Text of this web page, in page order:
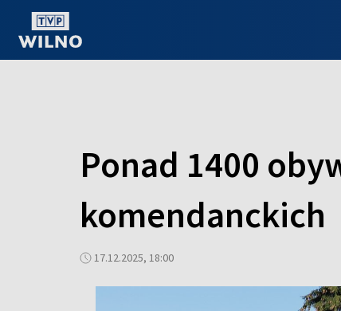
Ponad 1400
komendanckich
17.12.2025, 18:00